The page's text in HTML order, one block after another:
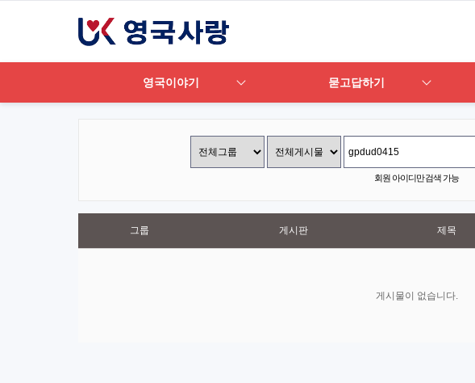
영국이야기 묻고답하기
회원 아이디만 검색 가능
그룹 게시판 제목
게시물이 없습니다.